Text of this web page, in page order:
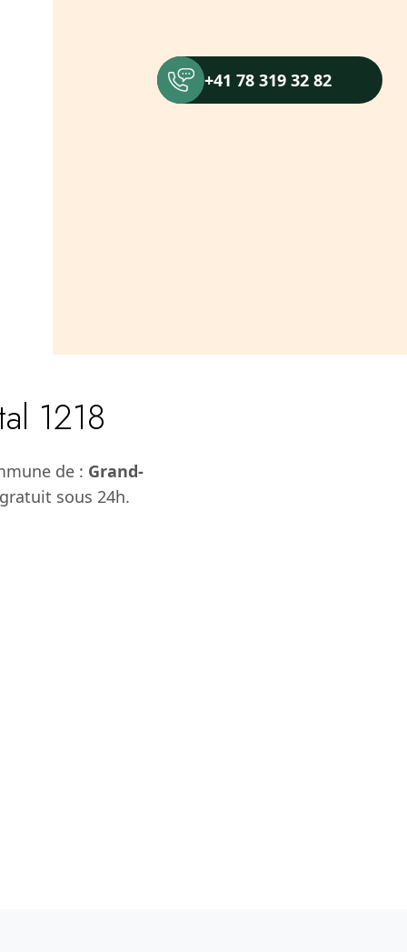
+41 78 319 32 82
1218
de : Grand-
sous 24h.